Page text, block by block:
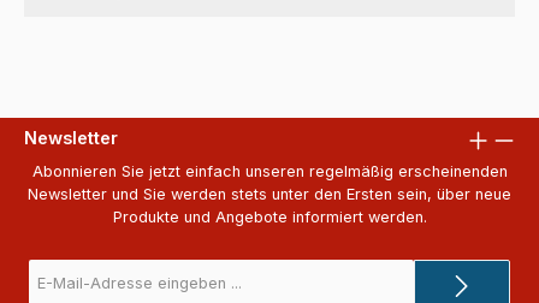
Newsletter
Abonnieren Sie jetzt einfach unseren regelmäßig erscheinenden
Newsletter und Sie werden stets unter den Ersten sein, über neue
Produkte und Angebote informiert werden.
Mail-